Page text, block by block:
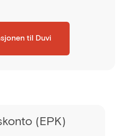
til Duvi
(EPK)